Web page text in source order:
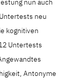
nun auch
neu
kognitiven
Untertests
Antonyme